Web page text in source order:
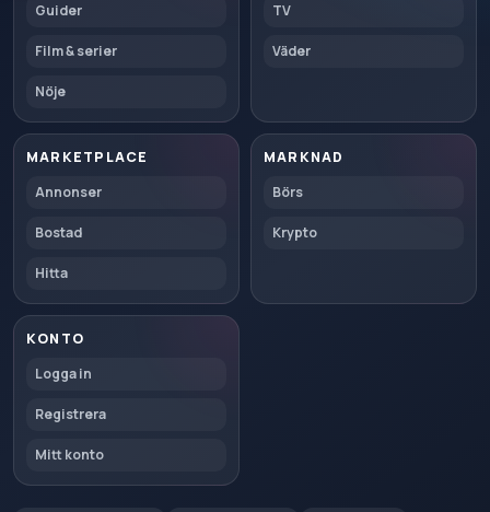
Guider
Film & serier
Nöje
TV
Väder
MARKETPLACE
Annonser
Bostad
Hitta
MARKNAD
Börs
Krypto
KONTO
Logga in
Registrera
Mitt konto